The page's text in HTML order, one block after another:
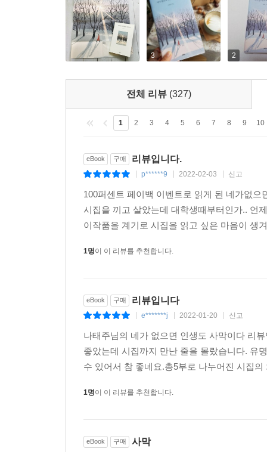
코로나 시국을 견디는 젊은 세대를 향한 따스한 위
한 인터뷰에서 시인은 자신의 시를 ‘세상에게 보
사랑이다. 그 사랑의 대상은 오랜 시간 교사로 재
발한다. 시인은 사막에서 만난 수많은 존재에
지난날의 자신, 그리고 이제 세상으로 나아가야
모래바람을 견디는 낙타들에게서 나이 든 자
바람에서 지나간 사랑을 읽는다. 끝없이 펼쳐진
점은 낙타에 비유된, 이제 막 세상에 나선 젊은이
너의 짐 함부로 부리지 않을 것이며
다른 낙타에게 대신
지고 가게 하지도 않을 것을
「아들 낙타에게」에서
어린 낙타 한 마리를 깨워
길을 떠나라
아직은 어린 낙타이니
그의 등에 올라타지는 말고
옆에 서서 함께 걸어라
사람들에게 기댈 곳을 주는 시를 쓰기로 했죠.”(
3 2
전체 리뷰 (327)
1 2 3 4 5 6 7 8 9 10
eBook 구매 리뷰입니다.
p******9 2022-02-03 신고
100퍼센트 페이백 이벤트로 읽게 된 네가없
시집을 끼고 살았는데 대학생때부터인가.. 언
이작품을 계기로 시집을 읽고 싶은 마음이 생
1명이 이 리뷰를 추천합니다.
eBook 구매 리뷰입니다
e*******j 2022-01-20 신고
나태주님의 네가 없으면 인생도 사막이다 리
좋았는데 시집까지 만난 줄을 몰랐습니다. 유
수 있어서 참 좋네요.총5부로 나누어진 시집
1명이 이 리뷰를 추천합니다.
eBook 구매 사막